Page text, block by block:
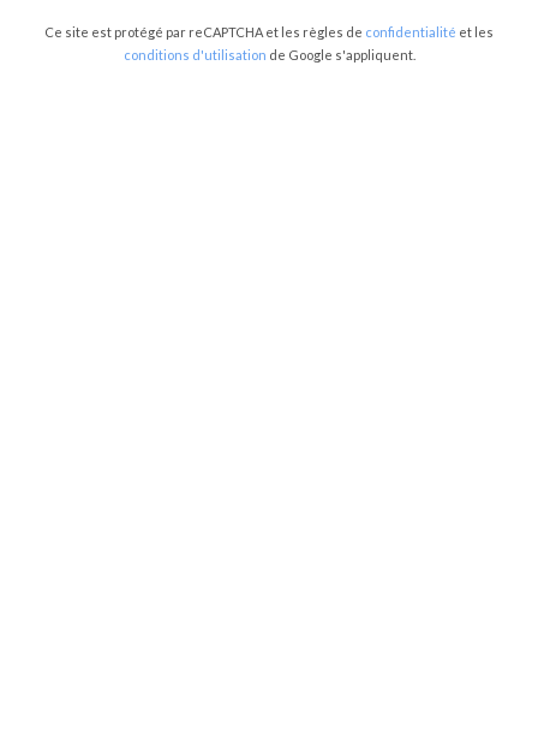
Ce site est protégé par reCAPTCHA et les règles de confidentialité et les
conditions d'utilisation de Google s'appliquent.